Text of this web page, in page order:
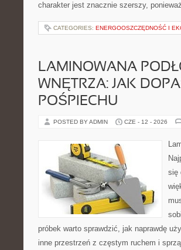
charakter jest znacznie szerszy,
CATEGORIES: ENERGOOSZCZĘDNOŚĆ I
LAMINOWANA
WNĘTRZA: JAK
POŚPIECHU
POSTED BY ADMIN CZE - 12 - 2026
się
próbek warto sprawdzić, jak naprawdę
inne przestrzeń z częstym ruchem i